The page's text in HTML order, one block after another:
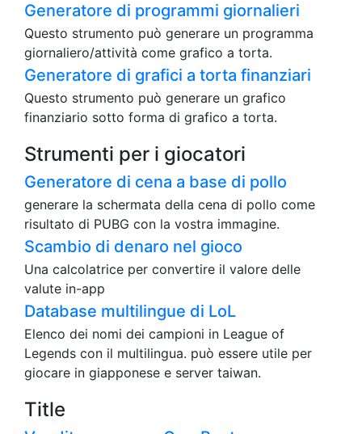
Generatore di programmi giornalieri
Questo strumento può generare un programma
giornaliero/attività come grafico a torta.
Generatore di grafici a torta finanziari
Questo strumento può generare un grafico
finanziario sotto forma di grafico a torta.
Strumenti per i giocatori
Generatore di cena a base di pollo
generare la schermata della cena di pollo come
risultato di PUBG con la vostra immagine.
Scambio di denaro nel gioco
Una calcolatrice per convertire il valore delle
valute in-app
Database multilingue di LoL
Elenco dei nomi dei campioni in League of
Legends con il multilingua. può essere utile per
giocare in giapponese e server taiwan.
Title